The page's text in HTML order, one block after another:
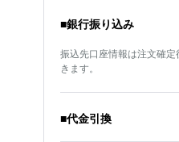
■銀行振り込み
振込先口座情報は注文確
きます。
■代金引換